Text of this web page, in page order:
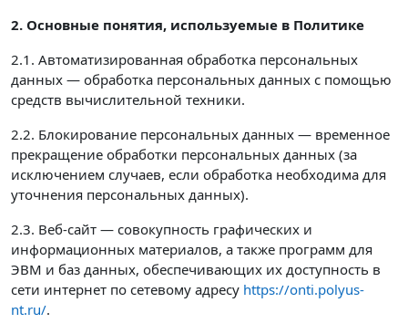
2. Основные понятия, используемые в Политике
2.1. Автоматизированная обработка персональных
данных — обработка персональных данных с помощью
средств вычислительной техники.
2.2. Блокирование персональных данных — временное
прекращение обработки персональных данных (за
исключением случаев, если обработка необходима для
уточнения персональных данных).
2.3. Веб-сайт — совокупность графических и
информационных материалов, а также программ для
ЭВМ и баз данных, обеспечивающих их доступность в
сети интернет по сетевому адресу https://onti.polyus-
nt.ru/.